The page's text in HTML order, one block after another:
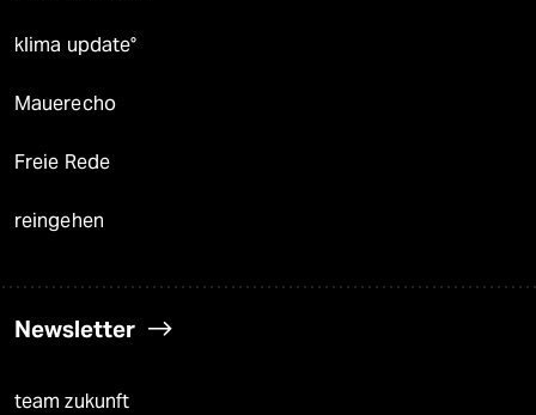
klima update°
Mauerecho
Freie Rede
reingehen
Newsletter
team zukunft